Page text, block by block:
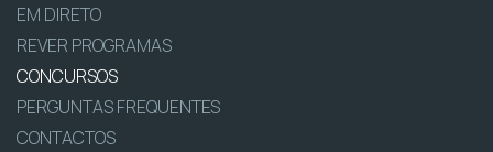
EM DIRETO
REVER PROGRAMAS
CONCURSOS
PERGUNTAS FREQUENTES
CONTACTOS